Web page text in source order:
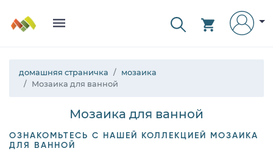
домашняя страничка
мозаика
Мозаика для ванной
Мозаика для ванной
ОЗНАКОМЬТЕСЬ С НАШЕЙ КОЛЛЕКЦИЕЙ МОЗАИКА
ДЛЯ ВАННОЙ